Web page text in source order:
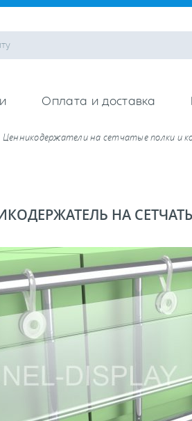
Оплата и доставка
Ценникодержатели на сетчатые полки и
НА